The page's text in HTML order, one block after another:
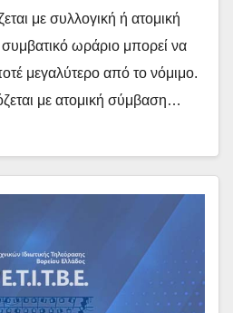
με συλλογική ή ατομική
ωράριο μπορεί να
μεγαλύτερο από το νόμιμο.
με ατομική σύμβαση…